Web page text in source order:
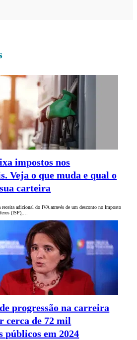
impostos nos
Veja o que muda e qual o
carteira
adicional do IVA através de um desconto no Imposto
(ISP),…
progressão na carreira
cerca de 72 mil
públicos em 2024